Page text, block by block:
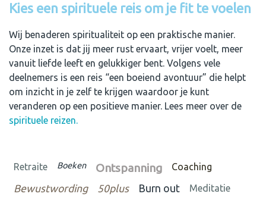
Kies een spirituele reis om je fit te voelen
Wij benaderen spiritualiteit op een praktische manier.
Onze inzet is dat jij meer rust ervaart, vrijer voelt, meer
vanuit liefde leeft en gelukkiger bent. Volgens vele
deelnemers is een reis “een boeiend avontuur” die helpt
om inzicht in je zelf te krijgen waardoor je kunt
veranderen op een positieve manier. Lees meer over de
spirituele reizen.
Retraite Boeken Ontspanning Coaching
Bewustwording 50plus Burn out Meditatie